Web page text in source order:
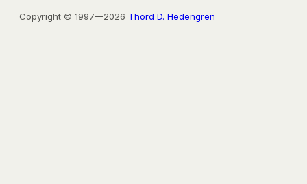
Copyright © 1997—2026 Thord D. Hedengren